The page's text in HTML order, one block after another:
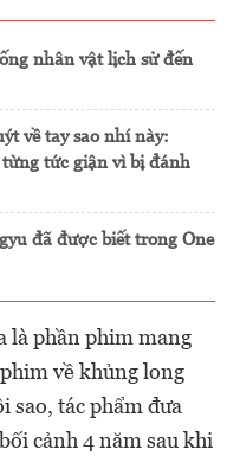
nhân vật lịch sử đến
về tay sao nhí này:
tức giận vì bị đánh
đã được biết trong One
là phần phim mang
về khủng long
sao, tác phẩm đưa
cảnh 4 năm sau khi